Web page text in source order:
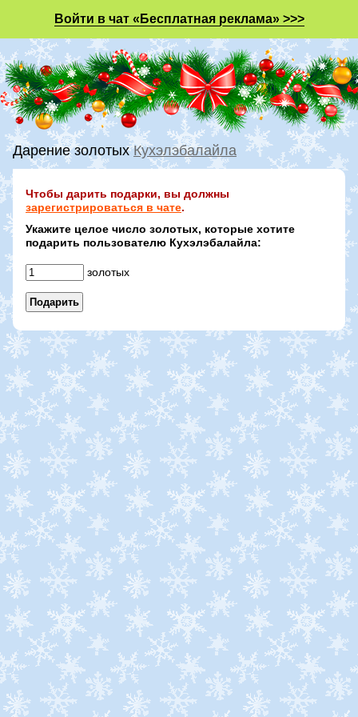
Войти в чат «Бесплатная реклама» >>>
Дарение золотыхКухэлэбалайла
Чтобы дарить подарки, вы должны
зарегистрироваться в чате.
Укажите целое число золотых, которые хотите
подарить пользователю Кухэлэбалайла:
золотых